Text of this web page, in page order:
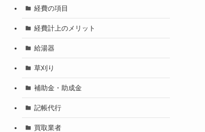
要問合せ 165,440円
〇
◎
島根県全域
経費の項目
経費計上のメリット
給湯器
草刈り
補助金・助成金
記帳代行
買取業者